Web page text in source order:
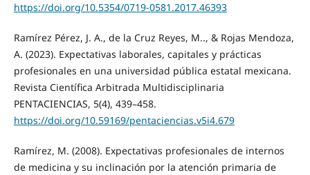
https://doi.org/10.5354/0719-0581.2017.46393
Ramírez Pérez, J. A., de la Cruz Reyes, M.., & Rojas Mendoza,
A. (2023). Expectativas laborales, capitales y prácticas
profesionales en una universidad pública estatal mexicana.
Revista Científica Arbitrada Multidisciplinaria
PENTACIENCIAS, 5(4), 439–458.
https://doi.org/10.59169/pentaciencias.v5i4.679
Ramírez, M. (2008). Expectativas profesionales de internos
de medicina y su inclinación por la atención primaria de